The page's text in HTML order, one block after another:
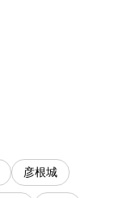
彦根城